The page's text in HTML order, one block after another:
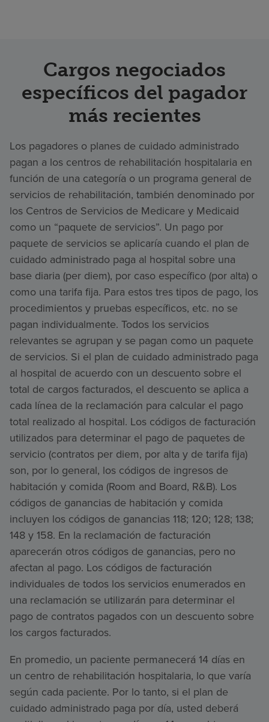
Cargos negociados
específicos del pagador
más recientes
Los pagadores o planes de cuidado administrado
pagan a los centros de rehabilitación hospitalaria en
función de una categoría o un programa general de
servicios de rehabilitación, también denominado por
los Centros de Servicios de Medicare y Medicaid
como un “paquete de servicios”. Un pago por
paquete de servicios se aplicaría cuando el plan de
cuidado administrado paga al hospital sobre una
base diaria (per diem), por caso específico (por alta) o
como una tarifa fija. Para estos tres tipos de pago, los
procedimientos y pruebas específicos, etc. no se
pagan individualmente. Todos los servicios
relevantes se agrupan y se pagan como un paquete
de servicios. Si el plan de cuidado administrado paga
al hospital de acuerdo con un descuento sobre el
total de cargos facturados, el descuento se aplica a
cada línea de la reclamación para calcular el pago
total realizado al hospital. Los códigos de facturación
utilizados para determinar el pago de paquetes de
servicio (contratos per diem, por alta y de tarifa fija)
son, por lo general, los códigos de ingresos de
habitación y comida (Room and Board, R&B). Los
códigos de ganancias de habitación y comida
incluyen los códigos de ganancias 118; 120; 128; 138;
148 y 158. En la reclamación de facturación
aparecerán otros códigos de ganancias, pero no
afectan al pago. Los códigos de facturación
individuales de todos los servicios enumerados en
una reclamación se utilizarán para determinar el
pago de contratos pagados con un descuento sobre
los cargos facturados.
En promedio, un paciente permanecerá 14 días en
un centro de rehabilitación hospitalaria, lo que varía
según cada paciente. Por lo tanto, si el plan de
cuidado administrado paga por día, usted deberá